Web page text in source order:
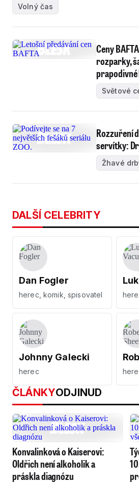
Volný čas
Ceny
rozparky,
Světové
Rozzuření
servítky:
Žhavé
DALŠÍ CELEBRITY
Dan Fogler
herec, komik, spisovatel
Johnny Galecki
herec
ČLÁNKYODJINUD
Konvalinková o Kaiserovi:
Oldřich není alkoholik a
práskla diagnózu